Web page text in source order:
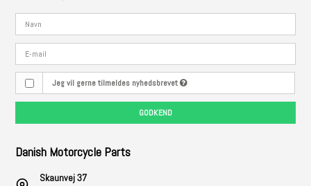
Jeg vil gerne tilmeldes nyhedsbrevet
GODKEND
Danish Motorcycle Parts
Skaunvej 37